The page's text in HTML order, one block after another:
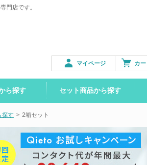
門店です。
カ
マイページ
ら探す セット商品から探す
探す > 2箱セット